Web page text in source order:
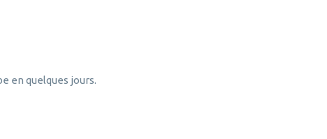
en quelques jours.